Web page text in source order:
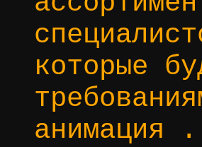
которые
анимация .